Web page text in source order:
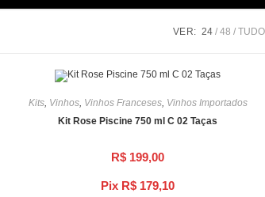
VER: 24 48 TUDO
Pix R$ 179,10
Kits, Vinhos, Vinhos Franceses, Vinhos Importados
Kit Rose Piscine 750 ml C 02 Taças
R$ 199,00